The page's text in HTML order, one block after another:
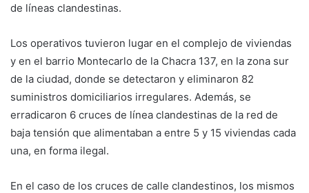
de líneas clandestinas.
Los operativos tuvieron lugar en el complejo de viviendas
y en el barrio Montecarlo de la Chacra 137, en la zona sur
de la ciudad, donde se detectaron y eliminaron 82
suministros domiciliarios irregulares. Además, se
erradicaron 6 cruces de línea clandestinas de la red de
baja tensión que alimentaban a entre 5 y 15 viviendas cada
una, en forma ilegal.
En el caso de los cruces de calle clandestinos, los mismos